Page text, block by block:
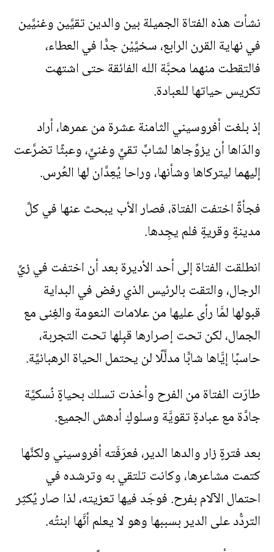
نشأت هذه الفتاة الجميلة بين والدين تقيَّين وغنيَّين
في نهاية القرن الرابع، سخيَّيْن جدًّا في العطاء،
فالتقطت منهما محبَّة الله الفائقة حتى اشتهت
تكريس حياتها للعبادة.
إذ بلغت أفروسيني الثامنة عشرة من عمرها، أراد
والدَاها أن يزوِّجاها لشابٍّ تقيٍّ وغنيٍّ، وعبثًا تضرَّعت
إليهما ليتركاها وشأنها، وراحا يُعِدَّان لها العُرس.
فجأةً اختفت الفتاة، فصار الأب يبحث عنها في كلِّ
مدينةٍ وقريةٍ فلم يجِدها.
انطلقت الفتاة إلى أحد الأديرة بعد أن اختفت في زيِّ
الرجال، والتقت بالرئيس الذي رفض في البداية
قبولها لمَّا رأى عليها من علامات النعومة والغِنى مع
الجمال، لكن تحت إصرارها قبِلها تحت التجربة،
حاسبًا إيَّاها شابًّا مدلَّلًا لن يحتمل الحياة الرهبانيَّة.
طارَت الفتاة من الفرح وأخذت تسلك بحياةٍ نُسكيَّة
جادَّة مع عبادةٍ تقويَّة وسلوكٍ أدهش الجميع.
بعد فترةٍ زار والدها الدير، فعرَفَته أفروسيني ولكنَّها
كتمت مشاعرها، وكانت تلتقي به وترشده في
احتمال الآلام بفرح. فوجَد فيها تعزيته، لذا صار يُكثِر
التردُّد على الدير بسببها وهو لا يعلم أنَّها ابنتُه.